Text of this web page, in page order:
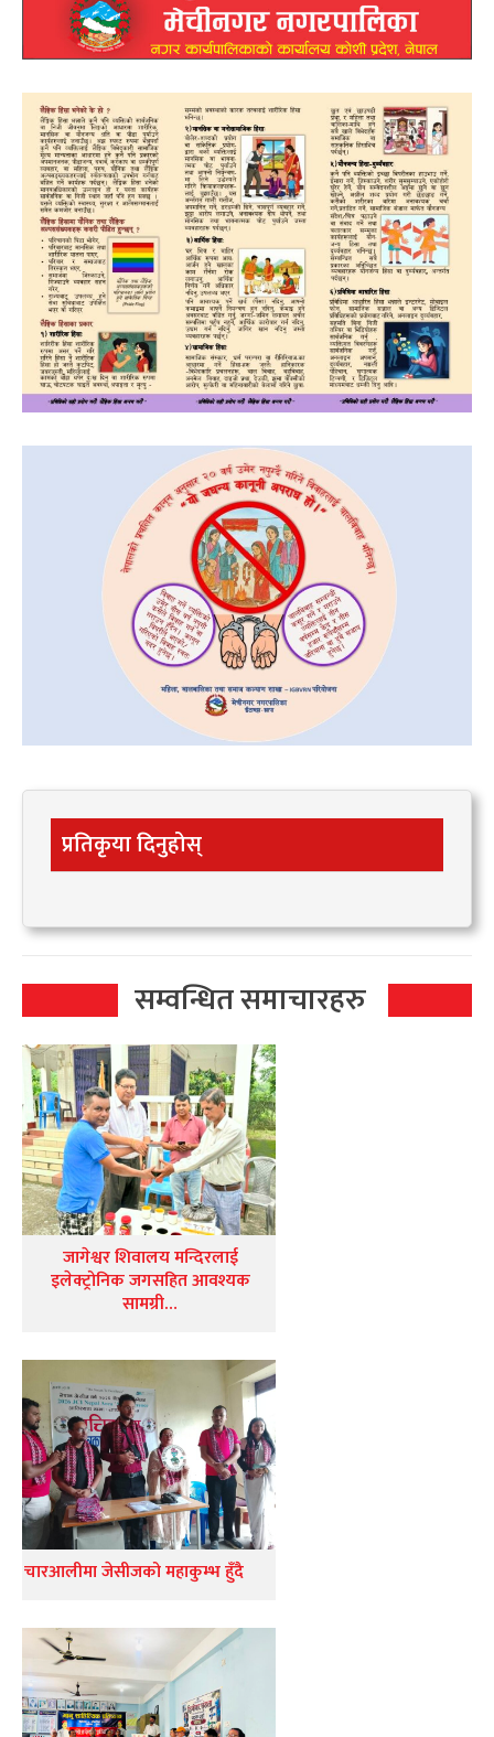
प्रतिकृया दिनुहोस्
सम्वन्धित समाचारहरु
जागेश्वर शिवालय मन्दिरलाई
इलेक्ट्रोनिक जगसहित आवश्यक
सामग्री…
चारआलीमा जेसीजको महाकुम्भ हुँदै